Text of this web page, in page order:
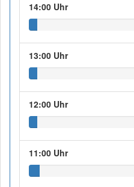
14:00 Uhr
13:00 Uhr
12:00 Uhr
11:00 Uhr